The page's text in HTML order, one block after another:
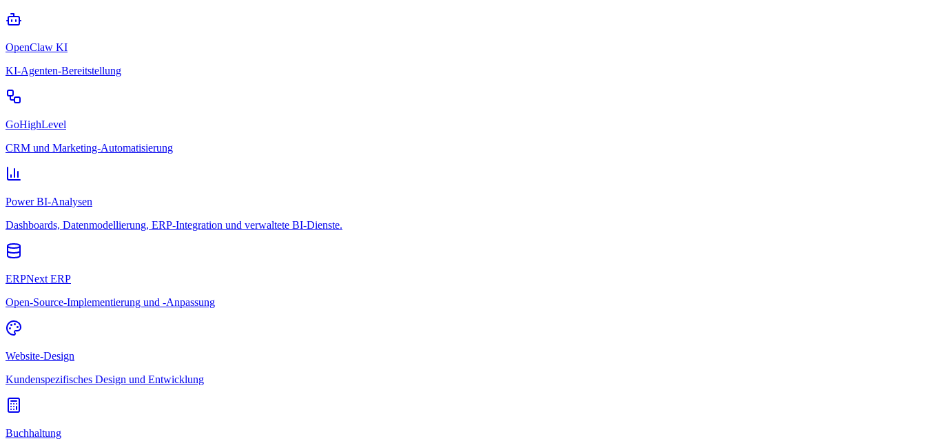
OpenClaw KI
KI-Agenten-Bereitstellung
GoHighLevel
CRM und Marketing-Automatisierung
Power BI-Analysen
Dashboards, Datenmodellierung, ERP-Integration und verwaltete BI-Dienste.
ERPNext ERP
Open-Source-Implementierung und -Anpassung
Website-Design
Kundenspezifisches Design und Entwicklung
Buchhaltung